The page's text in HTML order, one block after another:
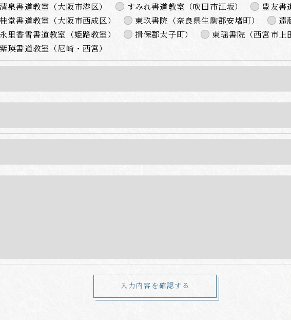
る結果＞
対応した当社のサービスをご提供できない場合がございますので予めご了
止の手続について＞
訂正･削除・利用停止の手続を定めさせて頂いております。
て頂きます。
の具体的手続きにつきましては、お電話でお問合せ下さい。
清泉書道教室（大阪市港区）
すみれ書道教室（吹田市江坂）
豊友書
桂堂書道教室（大阪市西成区）
東玖書院（奈良県生駒郡安堵町）
遠
永里香雪書道教室（姫路教室）
揖保郡太子町）
東瑶書院（西宮市上
紫瑛書道教室（尼崎・西宮）